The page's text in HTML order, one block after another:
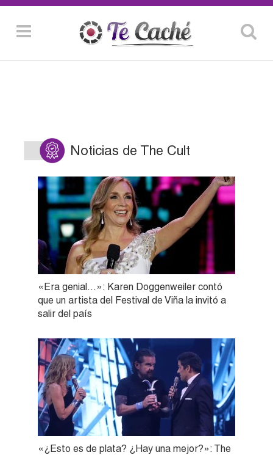
Noticias de The Cult
«Era genial…»: Karen Doggenweiler contó
que un artista del Festival de Viña la invitó a
salir del país
«¿Esto es de plata? ¿Hay una mejor?»: The